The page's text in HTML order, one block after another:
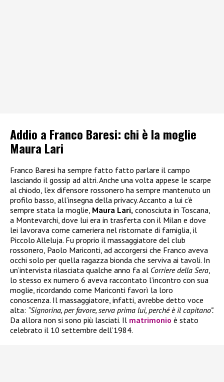
Addio a Franco Baresi: chi è la moglie
Maura Lari
Franco Baresi ha sempre fatto fatto parlare il campo
lasciando il gossip ad altri. Anche una volta appese le scarpe
al chiodo, l’ex difensore rossonero ha sempre mantenuto un
profilo basso, all’insegna della privacy. Accanto a lui c’è
sempre stata la moglie, Maura Lari, conosciuta in Toscana,
a Montevarchi, dove lui era in trasferta con il Milan e dove
lei lavorava come cameriera nel ristornate di famiglia, il
Piccolo Alleluja. Fu proprio il massaggiatore del club
rossonero, Paolo Mariconti, ad accorgersi che Franco aveva
occhi solo per quella ragazza bionda che serviva ai tavoli. In
un’intervista rilasciata qualche anno fa al Corriere della Sera
lo stesso ex numero 6 aveva raccontato l’incontro con sua
moglie, ricordando come Mariconti favorì la loro
conoscenza. Il massaggiatore, infatti, avrebbe detto voce
alta: “Signorina, per favore, serva prima lui, perché è il capitano”.
Da allora non si sono più lasciati. Il matrimonio è stato
celebrato il 10 settembre dell’1984.